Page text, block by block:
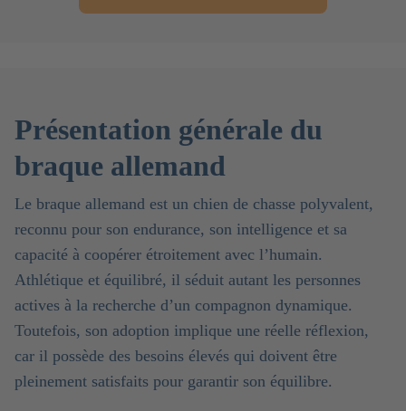
Présentation générale du
braque allemand
Le braque allemand est un chien de chasse polyvalent,
reconnu pour son endurance, son intelligence et sa
capacité à coopérer étroitement avec l’humain.
Athlétique et équilibré, il séduit autant les personnes
actives à la recherche d’un compagnon dynamique.
Toutefois, son adoption implique une réelle réflexion,
car il possède des besoins élevés qui doivent être
pleinement satisfaits pour garantir son équilibre.